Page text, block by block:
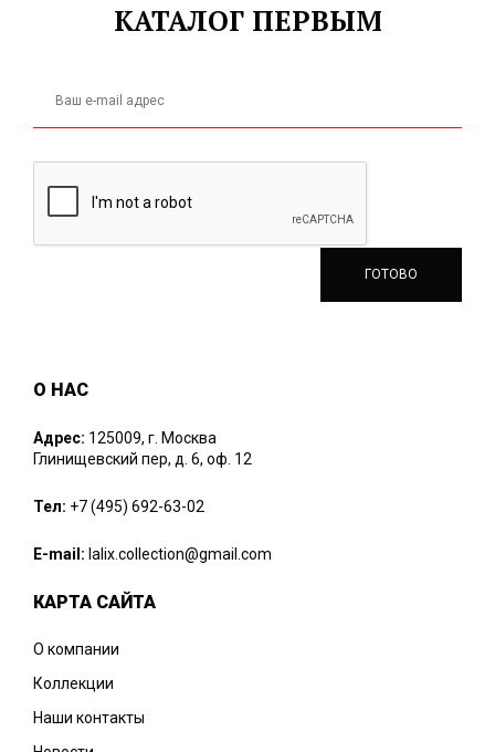
КАТАЛОГ ПЕРВЫМ
О НАС
Адрес: 125009, г. Москва
Глинищевский пер, д. 6, оф. 12
Тел: +7 (495) 692-63-02
E-mail: lalix.collection@gmail.com
КАРТА САЙТА
О компании
Коллекции
Наши контакты